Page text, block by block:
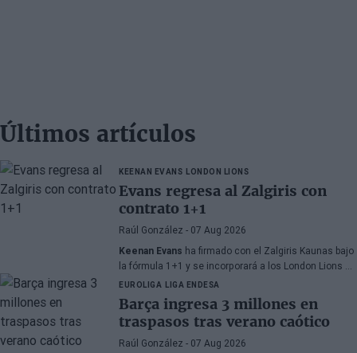
Últimos artículos
KEENAN EVANS LONDON LIONS
Evans regresa al Zalgiris con
contrato 1+1
Raúl González - 07 Aug 2026
Keenan Evans ha firmado con el Zalgiris Kaunas bajo
la fórmula 1+1 y se incorporará a los London Lions en
calidad de cedido durante la temporada 2026/27. El
base estadounidense continúa su proceso de
recuperación tras las lesiones sufridas en los
últimos meses.
EUROLIGA LIGA ENDESA
Barça ingresa 3 millones en
traspasos tras verano caótico
Raúl González - 07 Aug 2026